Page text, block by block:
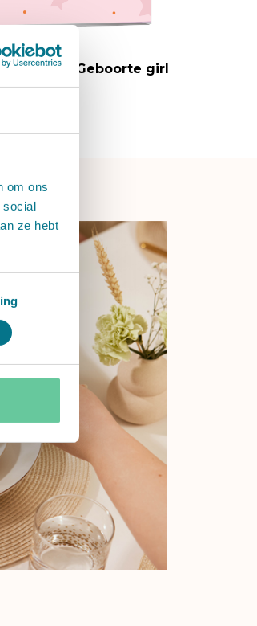
om ons
social
ze hebt
- Geboorte girl